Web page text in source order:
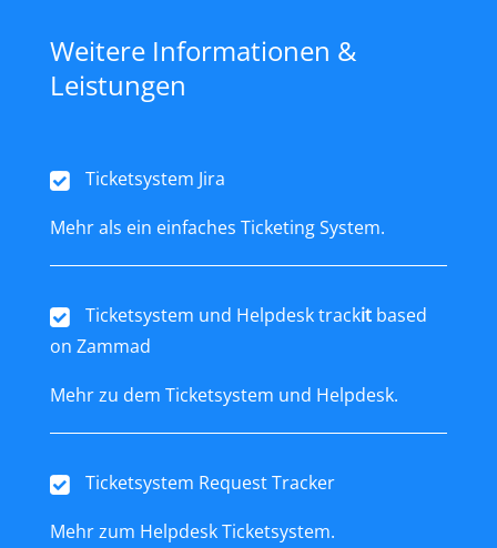
Weitere Informationen &
Leistungen
Ticketsystem Jira
Mehr als ein einfaches Ticketing System.
Ticketsystem und Helpdesk trackitbased
on Zammad
Mehr zu dem Ticketsystem und Helpdesk.
Ticketsystem Request Tracker
Mehr zum Helpdesk Ticketsystem.